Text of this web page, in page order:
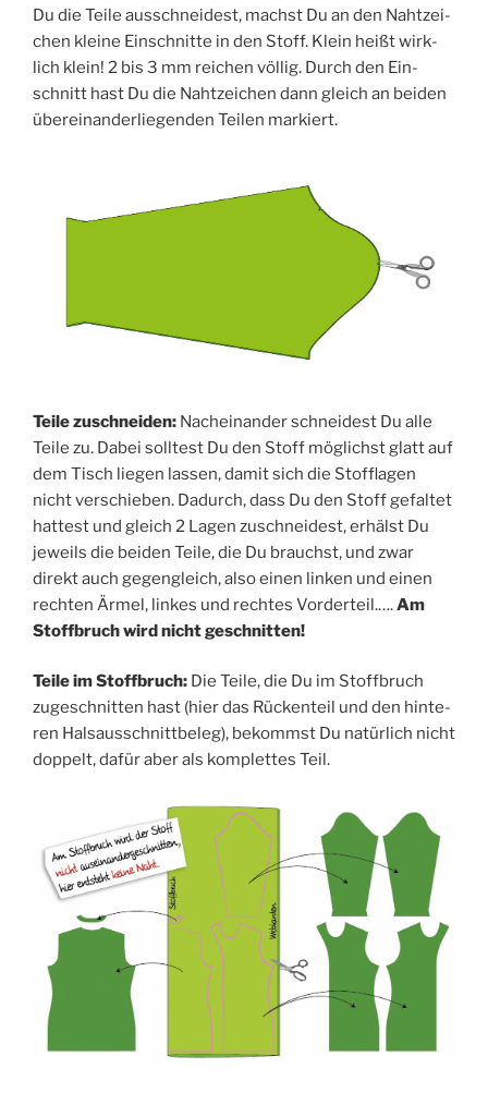
Du die Tei­le aus­schnei­dest, machst Du an den Naht­zei­
chen klei­ne Ein­schnit­te in den Stoff. Klein heißt wirk­
lich klein! 2 bis 3 mm rei­chen völ­lig. Durch den Ein­
schnitt hast Du die Naht­zei­chen dann gleich an bei­den
über­ein­an­der­lie­gen­den Tei­len markiert.
Tei­le zuschnei­den: Nach­ein­an­der schnei­dest Du alle
Tei­le zu. Dabei soll­test Du den Stoff mög­lichst glatt auf
dem Tisch lie­gen las­sen, damit sich die Stoff­la­gen
nicht ver­schie­ben. Dadurch, dass Du den Stoff gefal­tet
hat­test und gleich 2 Lagen zuschnei­dest, erhälst Du
jeweils die bei­den Tei­le, die Du brauchst, und zwar
direkt auch gegen­gleich, also einen lin­ken und einen
rech­ten Ärmel, lin­kes und rech­tes Vor­der­teil.….Am
Stoff­bruch wird nicht geschnitten!
Tei­le im Stoff­bruch: Die Tei­le, die Du im Stoff­bruch
zuge­schnit­ten hast (hier das Rücken­teil und den hin­te­
ren Hals­aus­schnitt­be­leg), bekommst Du natür­lich nicht
dop­pelt, dafür aber als kom­plet­tes Teil.